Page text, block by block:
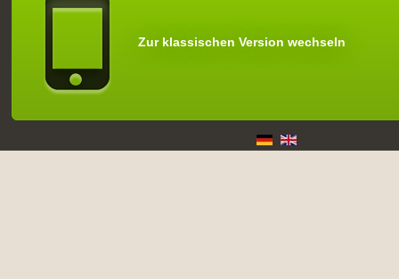
Zur klassischen Version wechseln